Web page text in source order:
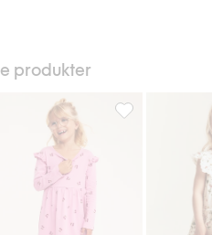
produkter
i bomullstrikå med kaniner,
Klänning med